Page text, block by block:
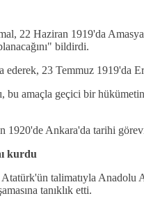
22 Haziran 1919'da
bildirdi.
23 Temmuz 1919'da
bu amaçla geçici bir
Ankara'da tarihi
kurdu
talimatıyla
tanıklık etti.